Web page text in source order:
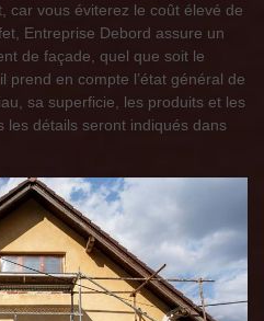
car vous éviterez le coût élevé de
Entreprise Debord assure un
de façade, quel que soit le
prend en compte l’état général de
sa superficie, les produits et les
détails seront indiqués dans